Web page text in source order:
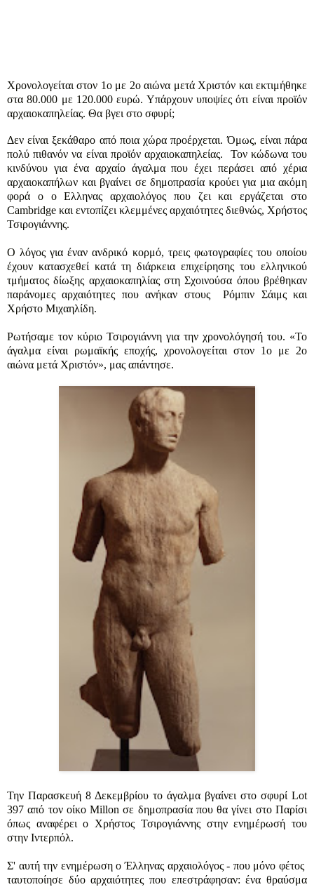
Χρονολογείται στον 1ο με 2ο αιώνα μετά Χριστόν και εκτιμήθηκε
στα 80.000 με 120.000 ευρώ. Υπάρχουν υποψίες ότι είναι προϊόν
αρχαιοκαπηλείας. Θα βγει στο σφυρί;
Δεν είναι ξεκάθαρο από ποια χώρα προέρχεται. Όμως, είναι πάρα
πολύ πιθανόν να είναι προϊόν αρχαιοκαπηλείας. Τον κώδωνα του
κινδύνου για ένα αρχαίο άγαλμα που έχει περάσει από χέρια
αρχαιοκαπήλων και βγαίνει σε δημοπρασία κρούει για μια ακόμη
φορά ο ο Ελληνας αρχαιολόγος που ζει και εργάζεται στο
Cambridge και εντοπίζει κλεμμένες αρχαιότητες διεθνώς, Χρήστος
Τσιρογιάννης.
Ο λόγος για έναν ανδρικό κορμό, τρεις φωτογραφίες του οποίου
έχουν κατασχεθεί κατά τη διάρκεια επιχείρησης του ελληνικού
τμήματος δίωξης αρχαιοκαπηλίας στη Σχοινούσα όπου βρέθηκαν
παράνομες αρχαιότητες που ανήκαν στους Ρόμπιν Σάιμς και
Χρήστο Μιχαηλίδη.
Ρωτήσαμε τον κύριο Τσιρογιάννη για την χρονολόγησή του. «Το
άγαλμα είναι ρωμαϊκής εποχής, χρονολογείται στον 1ο με 2ο
αιώνα μετά Χριστόν», μας απάντησε.
Την Παρασκευή 8 Δεκεμβρίου το άγαλμα βγαίνει στο σφυρί Lot
397 από τον οίκο Millon σε δημοπρασία που θα γίνει στο Παρίσι
όπως αναφέρει ο Χρήστος Τσιρογιάννης στην ενημέρωσή του
στην Ιντερπόλ.
Σ' αυτή την ενημέρωση ο Έλληνας αρχαιολόγος - που μόνο φέτος
ταυτοποίησε δύο αρχαιότητες που επεστράφησαν: ένα θραύσμα